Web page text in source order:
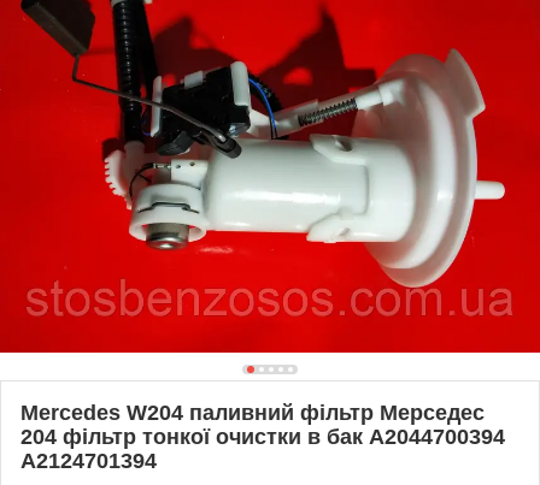
Mercedes W204 паливний фільтр Мерседес
204 фільтр тонкої очистки в бак A2044700394
A2124701394